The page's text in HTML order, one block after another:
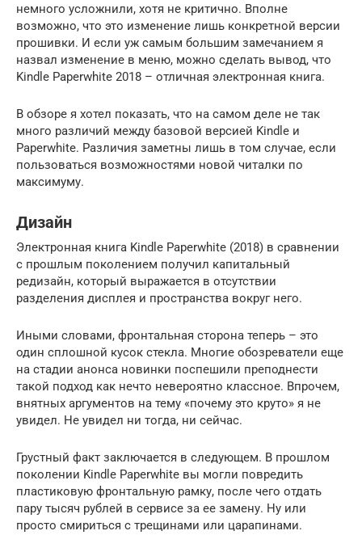
немного усложнили, хотя не критично. Вполне
возможно, что это изменение лишь конкретной версии
прошивки. И если уж самым большим замечанием я
назвал изменение в меню, можно сделать вывод, что
Kindle Paperwhite 2018 – отличная электронная книга.
В обзоре я хотел показать, что на самом деле не так
много различий между базовой версией Kindle и
Paperwhite. Различия заметны лишь в том случае, если
пользоваться возможностями новой читалки по
максимуму.
Дизайн
Электронная книга Kindle Paperwhite (2018) в сравнении
с прошлым поколением получил капитальный
редизайн, который выражается в отсутствии
разделения дисплея и пространства вокруг него.
Иными словами, фронтальная сторона теперь – это
один сплошной кусок стекла. Многие обозреватели еще
на стадии анонса новинки поспешили преподнести
такой подход как нечто невероятно классное. Впрочем,
внятных аргументов на тему «почему это круто» я не
увидел. Не увидел ни тогда, ни сейчас.
Грустный факт заключается в следующем. В прошлом
поколении Kindle Paperwhite вы могли повредить
пластиковую фронтальную рамку, после чего отдать
пару тысяч рублей в сервисе за ее замену. Ну или
просто смириться с трещинами или царапинами.